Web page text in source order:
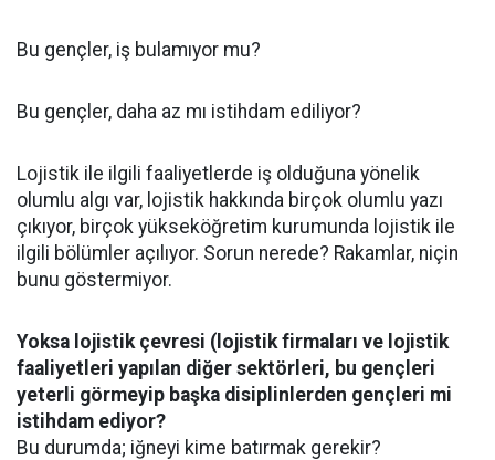
Bu gençler, iş bulamıyor mu?
Bu gençler, daha az mı istihdam ediliyor?
Lojistik ile ilgili faaliyetlerde iş olduğuna yönelik
olumlu algı var, lojistik hakkında birçok olumlu yazı
çıkıyor, birçok yükseköğretim kurumunda lojistik ile
ilgili bölümler açılıyor. Sorun nerede? Rakamlar, niçin
bunu göstermiyor.
Yoksa lojistik çevresi (lojistik firmaları ve lojistik
faaliyetleri yapılan diğer sektörleri, bu gençleri
yeterli görmeyip başka disiplinlerden gençleri mi
istihdam ediyor?
Bu durumda; iğneyi kime batırmak gerekir?